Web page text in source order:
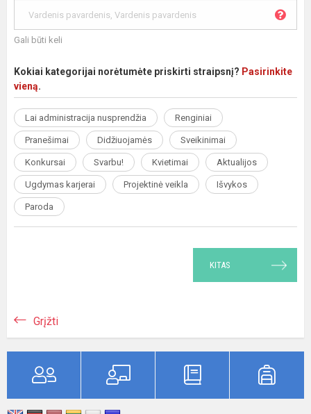
Gali būti keli
Kokiai kategorijai norėtumėte priskirti straipsnį? Pasirinkite
vieną.
Lai administracija nusprendžia Renginiai
Pranešimai Didžiuojamės Sveikinimai
Konkursai Svarbu! Kvietimai Aktualijos
Ugdymas karjerai Projektinė veikla Išvykos
Paroda
KITAS
Grįžti